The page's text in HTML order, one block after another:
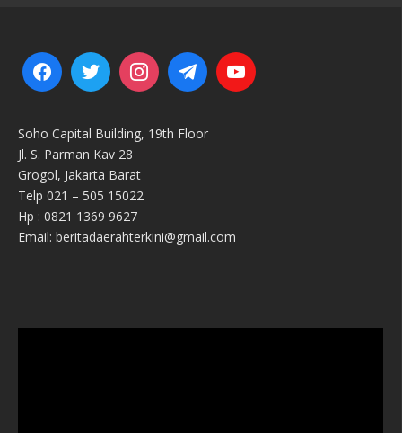
Soho Capital Building, 19th Floor
Jl. S. Parman Kav 28
Grogol, Jakarta Barat
Telp 021 – 505 15022
Hp : 0821 1369 9627
Email: beritadaerahterkini@gmail.com